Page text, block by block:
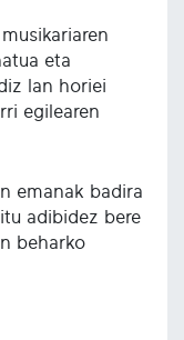
musikariaren
eta
lan horiei
egilearen
emanak badira
adibidez bere
beharko